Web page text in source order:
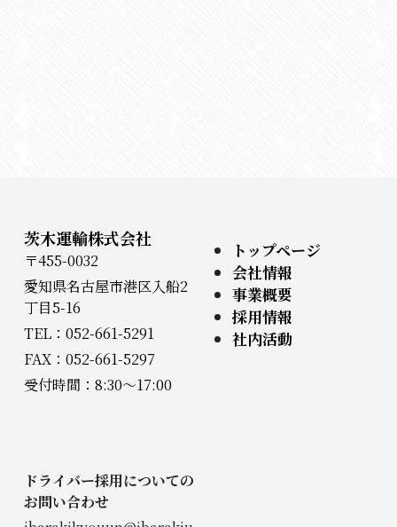
茨木運輸株式会社
〒455-0032
愛知県名古屋市港区入船2
丁目5-16
TEL：052-661-5291
FAX：052-661-5297
受付時間：8:30～17:00
トップページ
会社情報
事業概要
採用情報
社内活動
ドライバー採用についての
お問い合わせ